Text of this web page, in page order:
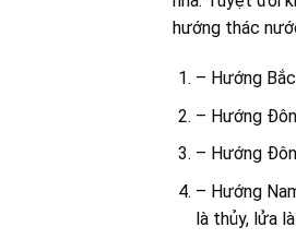
hướng thác
– Hướng
– Hướng
– Hướng
– Hướng
là thủy, lửa